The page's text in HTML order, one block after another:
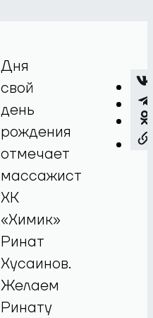
Дня
свой
день
рождения
отмечает
массажист
ХК
«Химик»
Ринат
Хусаинов.
Желаем
Ринату